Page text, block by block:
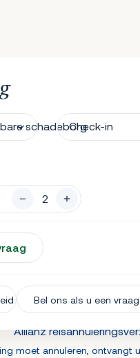
schadeborgCheck-in
Bel ons als u een
Allianz
moet annuleren, ontvangt